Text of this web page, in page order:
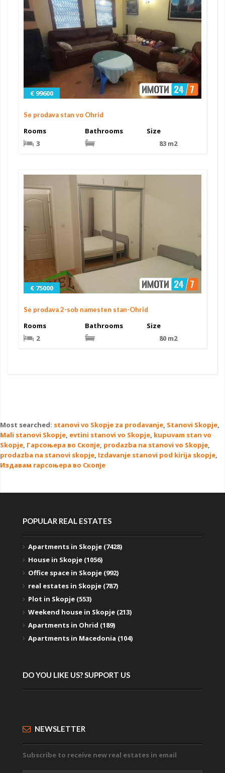
€ 99600
Se prodava stan vo Ohrid
Rooms
3
Bathrooms
Size
83 m2
€ 75000
Se prodava 2-sob namesten stan-Ohrid
Rooms
2
Bathrooms
Size
80 m2
Most searched: stanovi vo Skopje za prodavanje, Stanovi Skopje,
Mali stanovi Skopje, evtini stanovi vo Skopje, kupuvam stan vo
Skopje, Гарсоњера во Скопје, prodazba na stanovi vo Skopje,
prodazba na stanovi skopje, Izdavanje stanovi pod kirija skopje,
Издавам гарсоњера во Скопје
POPULAR REAL ESTATES
Apartments in Skopje (7428)
House in Skopje (1056)
Office space in Skopje (992)
real estates in Skopje (787)
Plot in Skopje (553)
Weekend house in Skopje (213)
Apartments in Ohrid (189)
Apartments in Macedonia (104)
DO YOU LIKE US? SUPPORT US
NEWSLETTER
Subscribe to receive new real estates in email